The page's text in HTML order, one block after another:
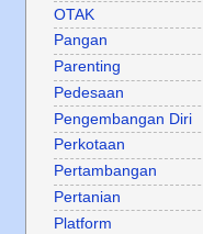
OTAK
Pangan
Parenting
Pedesaan
Pengembangan Diri
Perkotaan
Pertambangan
Pertanian
Platform